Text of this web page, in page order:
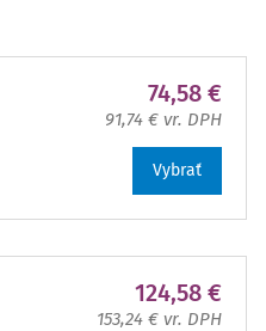
74,58 €
91,74 € vr. DPH
Vybrať
124,58 €
153,24 € vr. DPH